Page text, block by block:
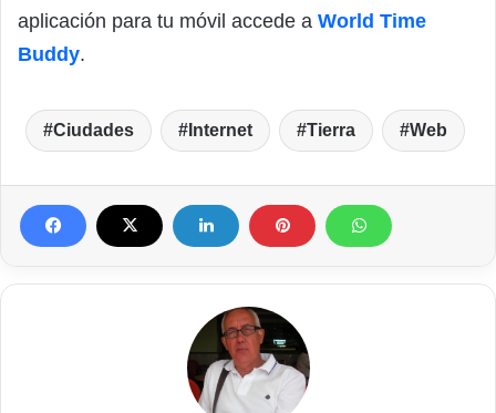
aplicación para tu móvil accede a World Time
Buddy.
Ciudades Internet Tierra Web